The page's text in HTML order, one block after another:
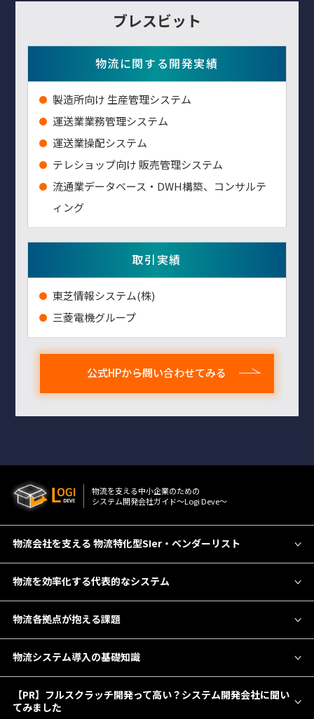
ブレスビット
物流に関する開発実績
製造所向け 生産管理システム
運送業業務管理システム
運送業操配システム
テレショップ向け 販売管理システム
流通業データベース・DWH構築、コンサルテ
ィング
取引実績
東芝情報システム(株)
三菱電機グループ
公式HPから問い合わせてみる
物流を⽀える中⼩企業のための
システム開発会社ガイド〜Logi Deve〜
物流会社を支える 物流特化型SIer・ベンダーリスト
物流を効率化する代表的なシステム
物流各拠点が抱える課題
物流システム導入の基礎知識
【PR】フルスクラッチ開発って高い？システム開発会社に聞い
てみました